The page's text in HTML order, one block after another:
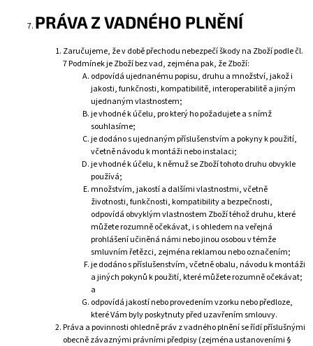
PRÁVAZ VADNÉHO PLNĚNÍ
Zaručujeme, že v době přechodu nebezpečí škody na Zboží podle čl.
7 Podmínek je Zboží bez vad, zejména pak, že Zboží:
odpovídá ujednanému popisu, druhu a množství, jakož i
jakosti, funkčnosti, kompatibilitě, interoperabilitě a jiným
ujednaným vlastnostem;
je vhodné k účelu, pro který ho požadujete a s nímž
souhlasíme;
je dodáno s ujednaným příslušenstvím a pokyny k použití,
včetně návodu k montáži nebo instalaci;
je vhodné k účelu, k němuž se Zboží tohoto druhu obvykle
používá;
množstvím, jakostí a dalšími vlastnostmi, včetně
životnosti, funkčnosti, kompatibility a bezpečnosti,
odpovídá obvyklým vlastnostem Zboží téhož druhu, které
můžete rozumně očekávat, i s ohledem na veřejná
prohlášení učiněná námi nebo jinou osobou v témže
smluvním řetězci, zejména reklamou nebo označením;
je dodáno s příslušenstvím, včetně obalu, návodu k montáži
a jiných pokynů k použití, které můžete rozumně očekávat;
a
odpovídá jakostí nebo provedením vzorku nebo předloze,
které Vám byly poskytnuty před uzavřením smlouvy.
Práva a povinnosti ohledně práv z vadného plnění se řídí příslušnými
obecně závaznými právními předpisy (zejména ustanoveními §